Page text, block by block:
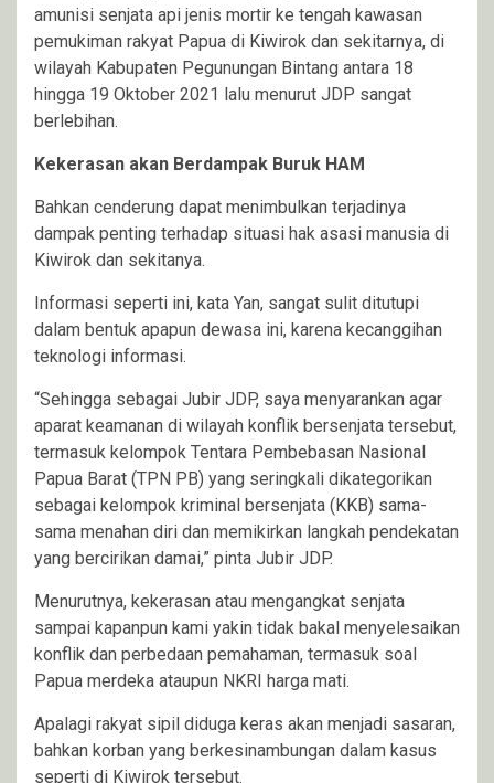
amunisi senjata api jenis mortir ke tengah kawasan
pemukiman rakyat Papua di Kiwirok dan sekitarnya, di
wilayah Kabupaten Pegunungan Bintang antara 18
hingga 19 Oktober 2021 lalu menurut JDP sangat
berlebihan.
Kekerasan akan Berdampak Buruk HAM
Bahkan cenderung dapat menimbulkan terjadinya
dampak penting terhadap situasi hak asasi manusia di
Kiwirok dan sekitanya.
Informasi seperti ini, kata Yan, sangat sulit ditutupi
dalam bentuk apapun dewasa ini, karena kecanggihan
teknologi informasi.
“Sehingga sebagai Jubir JDP, saya menyarankan agar
aparat keamanan di wilayah konflik bersenjata tersebut,
termasuk kelompok Tentara Pembebasan Nasional
Papua Barat (TPN PB) yang seringkali dikategorikan
sebagai kelompok kriminal bersenjata (KKB) sama-
sama menahan diri dan memikirkan langkah pendekatan
yang bercirikan damai,” pinta Jubir JDP.
Menurutnya, kekerasan atau mengangkat senjata
sampai kapanpun kami yakin tidak bakal menyelesaikan
konflik dan perbedaan pemahaman, termasuk soal
Papua merdeka ataupun NKRI harga mati.
Apalagi rakyat sipil diduga keras akan menjadi sasaran,
bahkan korban yang berkesinambungan dalam kasus
seperti di Kiwirok tersebut.